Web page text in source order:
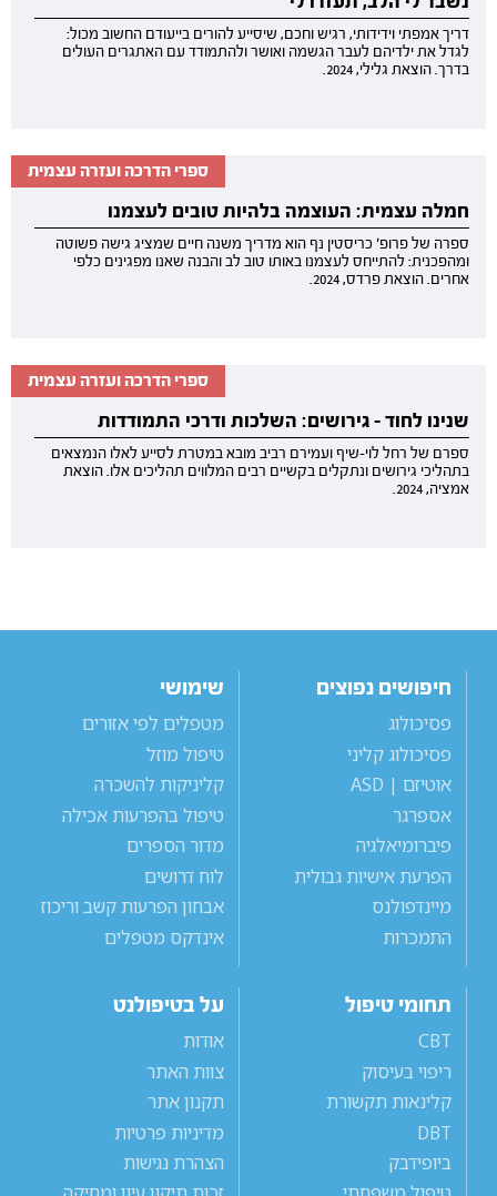
דריך אמפתי וידידותי, רגיש וחכם, שיסייע להורים בייעודם החשוב מכול:
לגדל את ילדיהם לעבר הגשמה ואושר ולהתמודד עם האתגרים העולים
בדרך. הוצאת גלילי, 2024.
ספרי הדרכה ועזרה עצמית
חמלה עצמית: העוצמה בלהיות טובים לעצמנו
ספרה של פרופ׳ כריסטין נף הוא מדריך משנה חיים שמציג גישה פשוטה
ומהפכנית: להתייחס לעצמנו באותו טוב לב והבנה שאנו מפגינים כלפי
אחרים. הוצאת פרדס, 2024.
ספרי הדרכה ועזרה עצמית
שנינו לחוד – גירושים: השלכות ודרכי התמודדות
ספרם של רחל לוי-שיף ועמירם רביב מובא במטרת לסייע לאלו הנמצאים
בתהליכי גירושים ונתקלים בקשיים רבים המלווים תהליכים אלו. הוצאת
אמציה, 2024.
חיפושים נפוצים
פסיכולוג
פסיכולוג קליני
אוטיזם | ASD
אספרגר
פיברומיאלגיה
הפרעת אישיות גבולית
מיינדפולנס
התמכרות
שימושי
מטפלים לפי אזורים
טיפול מוזל
קליניקות להשכרה
טיפול בהפרעות אכילה
מדור הספרים
לוח דרושים
אבחון הפרעות קשב וריכוז
אינדקס מטפלים
תחומי טיפול
CBT
ריפוי בעיסוק
קלינאות תקשורת
DBT
ביופידבק
על בטיפולנט
אודות
צוות האתר
תקנון אתר
מדיניות פרטיות
הצהרת נגישות